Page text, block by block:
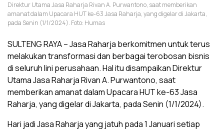
Direktur Utama Jasa Raharja Rivan A. Purwantono, saat memberikan
amanat dalam Upacara HUT ke-63 Jasa Raharja, yang digelar di Jakarta,
pada Senin (1/1/2024). Foto: Humas
SULTENG RAYA – Jasa Raharja berkomitmen untuk terus
melakukan transformasi dan berbagai terobosan bisnis
di seluruh lini perusahaan. Hal itu disampaikan Direktur
Utama Jasa Raharja Rivan A. Purwantono, saat
memberikan amanat dalam Upacara HUT ke-63 Jasa
Raharja, yang digelar di Jakarta, pada Senin (1/1/2024).
Hari jadi Jasa Raharja yang jatuh pada 1 Januari setiap